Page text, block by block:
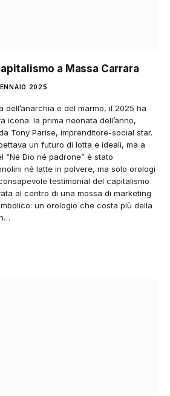
a Massa Carrara
2025
dell’anarchia e del marmo, il 2025 ha
icona: la prima neonata dell’anno,
Tony Parise, imprenditore-social star.
un futuro di lotta e ideali, ma a
“Né Dio né padrone” è stato
né latte in polvere, ma solo orologi
testimonial del capitalismo
al centro di una mossa di marketing
un orologio che costa più della